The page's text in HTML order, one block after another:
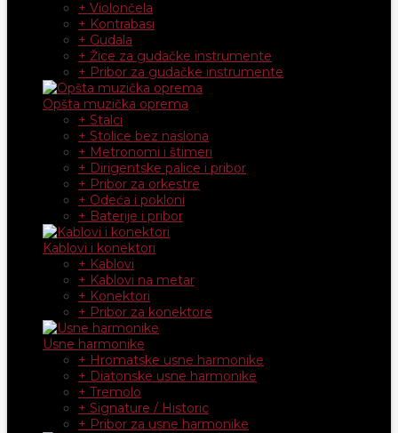
+ Violončela
+ Kontrabasi
+ Gudala
+ Žice za gudačke instrumente
+ Pribor za gudačke instrumente
Opšta muzička oprema
+ Stalci
+ Stolice bez naslona
+ Metronomi i štimeri
+ Dirigentske palice i pribor
+ Pribor za orkestre
+ Odeća i pokloni
+ Baterije i pribor
Kablovi i konektori
+ Kablovi
+ Kablovi na metar
+ Konektori
+ Pribor za konektore
Usne harmonike
+ Hromatske usne harmonike
+ Diatonske usne harmonike
+ Tremolo
+ Signature / Historic
+ Pribor za usne harmonike